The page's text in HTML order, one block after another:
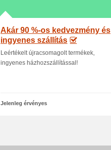
Akár 90 %-os kedvezmény és
ingyenes szállítás
Leértékelt újracsomagolt termékek,
ingyenes házhozszállítással!
Jelenleg érvényes